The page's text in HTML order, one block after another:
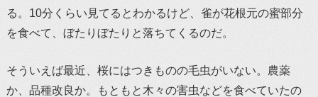
る。10分くらい見てるとわかるけど、雀が花根元の蜜部分
を食べて、ぼたりぼたりと落ちてくるのだ。
そういえば最近、桜にはつきものの毛虫がいない。農薬
か、品種改良か。もともと木々の害虫などを食べていたの